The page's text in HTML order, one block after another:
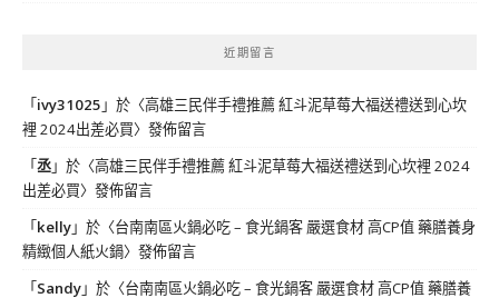
近期留言
「 ivy31025 」於〈高雄三民伴手禮推薦 紅斗泥草莓大福送禮送到心坎
裡 2024出差必買〉發佈留言
「丞」於〈高雄三民伴手禮推薦 紅斗泥草莓大福送禮送到心坎裡 2024
出差必買〉發佈留言
「 kelly」於〈台南南區火鍋必吃 – 食光鍋客 嚴選食材 高CP值 藥膳養身
精緻個人紙火鍋〉發佈留言
「 Sandy」於〈台南南區火鍋必吃 – 食光鍋客 嚴選食材 高CP值 藥膳養